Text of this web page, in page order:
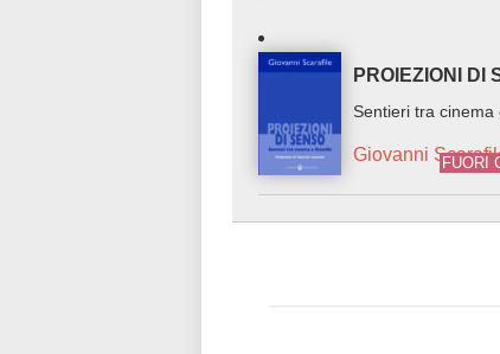
PROIEZIONI DI
Sentieri tra cinema
Giovanni FUORI